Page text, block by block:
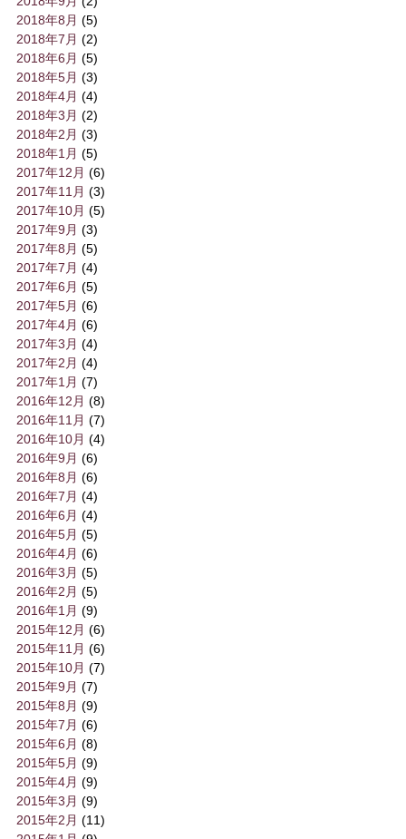
2018年8月 (5)
2018年7月 (2)
2018年6月 (5)
2018年5月 (3)
2018年4月 (4)
2018年3月 (2)
2018年2月 (3)
2018年1月 (5)
2017年12月 (6)
2017年11月 (3)
2017年10月 (5)
2017年9月 (3)
2017年8月 (5)
2017年7月 (4)
2017年6月 (5)
2017年5月 (6)
2017年4月 (6)
2017年3月 (4)
2017年2月 (4)
2017年1月 (7)
2016年12月 (8)
2016年11月 (7)
2016年10月 (4)
2016年9月 (6)
2016年8月 (6)
2016年7月 (4)
2016年6月 (4)
2016年5月 (5)
2016年4月 (6)
2016年3月 (5)
2016年2月 (5)
2016年1月 (9)
2015年12月 (6)
2015年11月 (6)
2015年10月 (7)
2015年9月 (7)
2015年8月 (9)
2015年7月 (6)
2015年6月 (8)
2015年5月 (9)
2015年4月 (9)
2015年3月 (9)
2015年2月 (11)